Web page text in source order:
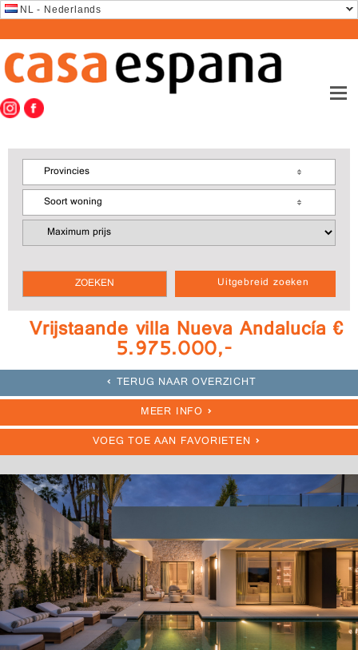
NL - Nederlands
Uitgebreid zoeken
Provincies
Soort woning
Vrijstaande villa Nueva Andalucía €
5.975.000,-
TERUG NAAR OVERZICHT
MEER INFO
VOEG TOE AAN FAVORIETEN